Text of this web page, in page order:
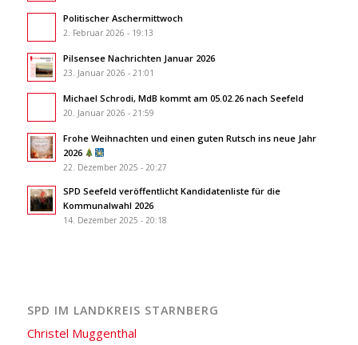
Politischer Aschermittwoch
2. Februar 2026 - 19:13
Pilsensee Nachrichten Januar 2026
23. Januar 2026 - 21:01
Michael Schrodi, MdB kommt am 05.02.26 nach Seefeld
20. Januar 2026 - 21:59
Frohe Weihnachten und einen guten Rutsch ins neue Jahr
2026
22. Dezember 2025 - 20:27
SPD Seefeld veröffentlicht Kandidatenliste für die
Kommunalwahl 2026
14. Dezember 2025 - 20:18
SPD IM LANDKREIS STARNBERG
Christel Muggenthal